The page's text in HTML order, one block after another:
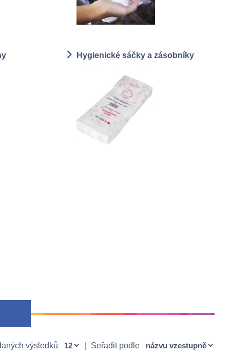
Hygienické sáčky a zásobníky
výsledků Seřadit podle